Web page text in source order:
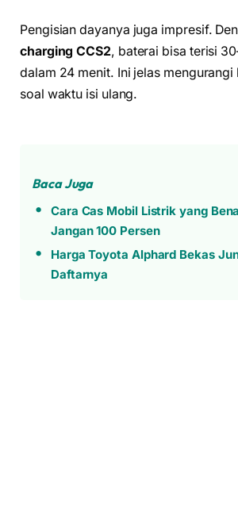
Pengisian dayanya juga impresif.
charging CCS2, baterai bisa terisi
dalam 24 menit. Ini jelas
soal waktu isi ulang.
Baca Juga
Cara Cas Mobil Listrik yang
Jangan 100 Persen
Harga Toyota Alphard Bekas
Daftarnya